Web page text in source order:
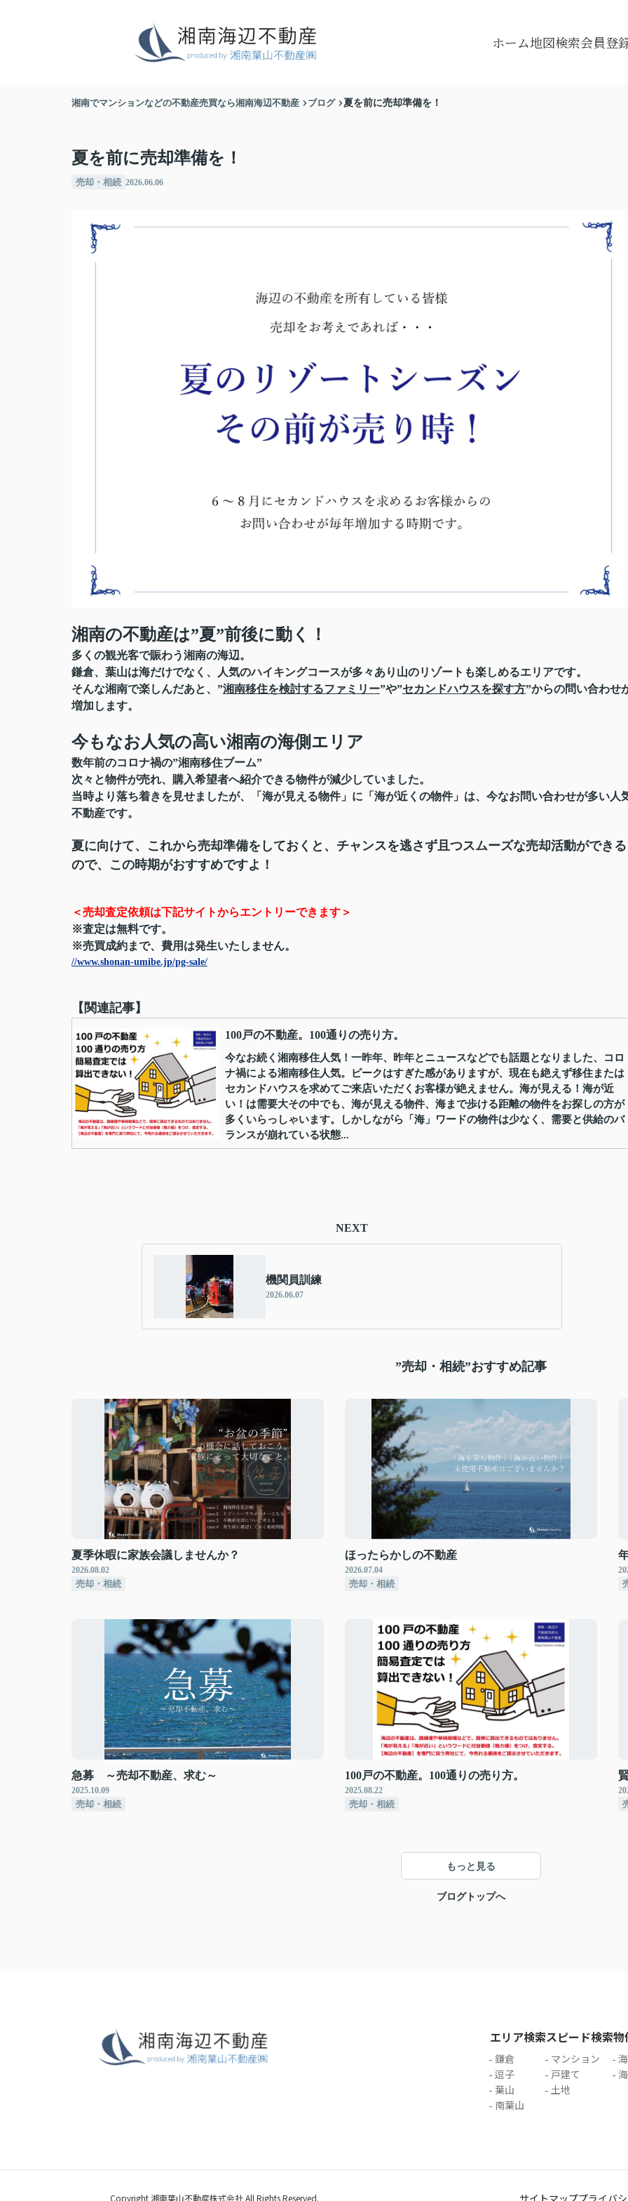
ホーム地図検索会員登
湘南でマンションなどの不動産売買なら湘南海辺不動産 ブログ 夏を前に売却準備を！
夏を前に売却準備を！
売却・相続 2026.06.06
湘南の不動産は”夏”前後に動く！
多くの観光客で賑わう湘南の海辺。
鎌倉、葉山は海だけでなく、人気のハイキングコースが多々あり山のリゾートも楽しめるエリアです。
そんな湘南で楽しんだあと、”湘南移住を検討するファミリー”や”セカンドハウスを探す方”からの問い合わせ
増加します。
今もなお人気の高い湘南の海側エリア
数年前のコロナ禍の”湘南移住ブーム”
次々と物件が売れ、購入希望者へ紹介できる物件が減少していました。
当時より落ち着きを見せましたが、「海が見える物件」に「海が近くの物件」は、今なお問い合わせが多い人
不動産です。
夏に向けて、これから売却準備をしておくと、チャンスを逃さず且つスムーズな売却活動ができる
ので、この時期がおすすめですよ！
＜売却査定依頼は下記サイトからエントリーできます＞
※査定は無料です。
※売買成約まで、費用は発生いたしません。
//www.shonan-umibe.jp/pg-sale/
【関連記事】
100戸の不動産。100通りの売り方。
今なお続く湘南移住人気！一昨年、昨年とニュースなどでも話題となりました、コロ
ナ禍による湘南移住人気。ピークはすぎた感がありますが、現在も絶えず移住または
セカンドハウスを求めてご来店いただくお客様が絶えません。海が見える！海が近
い！は需要大その中でも、海が見える物件、海まで歩ける距離の物件をお探しの方が
多くいらっしゃいます。しかしながら「海」ワードの物件は少なく、需要と供給のバ
ランスが崩れている状態...
NEXT
機関員訓練
2026.06.07
”売却・相続”おすすめ記事
夏季休暇に家族会議しませんか？
2026.08.02
売却・相続
ほったらかしの不動産
2026.07.04
売却・相続
急募 ～売却不動産、求む～
2025.10.09
売却・相続
100戸の不動産。100通りの売り方。
2025.08.22
売却・相続
もっと見る
ブログトップへ
エリア検索
鎌倉
逗子
葉山
南葉山
スピード検索
マンション
戸建て
土地
物
Copyright 湘南葉山不動産株式会社 All Rights Reserved. サイトマッププライバ